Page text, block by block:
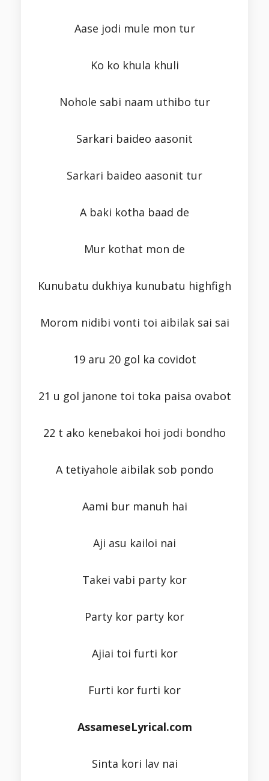
Aase jodi mule mon tur
Ko ko khula khuli
Nohole sabi naam uthibo tur
Sarkari baideo aasonit
Sarkari baideo aasonit tur
A baki kotha baad de
Mur kothat mon de
Kunubatu dukhiya kunubatu highfigh
Morom nidibi vonti toi aibilak sai sai
19 aru 20 gol ka covidot
21 u gol janone toi toka paisa ovabot
22 t ako kenebakoi hoi jodi bondho
A tetiyahole aibilak sob pondo
Aami bur manuh hai
Aji asu kailoi nai
Takei vabi party kor
Party kor party kor
Ajiai toi furti kor
Furti kor furti kor
AssameseLyrical.com
Sinta kori lav nai